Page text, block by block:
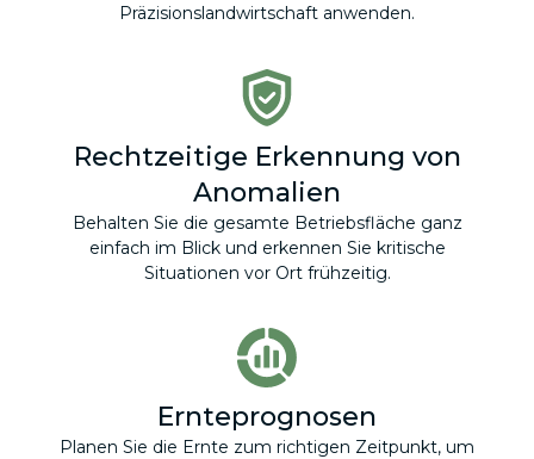
Präzisionslandwirtschaft anwenden.
Rechtzeitige Erkennung von
Anomalien
Behalten Sie die gesamte Betriebsfläche ganz
einfach im Blick und erkennen Sie kritische
Situationen vor Ort frühzeitig.
Ernteprognosen
Planen Sie die Ernte zum richtigen Zeitpunkt, um